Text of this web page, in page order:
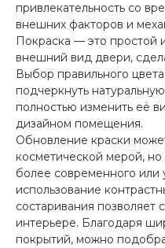
привлекательность со
внешних факторов и
Покраска — это простой
внешний вид двери,
Выбор правильного
подчеркнуть
полностью изменить её
дизайном помещения.
Обновление краски
косметической мерой,
более современного или
использование
состаривания позволяет
интерьере. Благодаря
покрытий, можно